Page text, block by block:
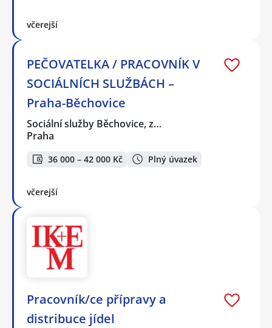
včerejší
PEČOVATELKA / PRACOVNÍK V
SOCIÁLNÍCH SLUŽBÁCH –
Praha-Běchovice
Sociální služby Běchovice, z…
Praha
36 000 – 42 000 Kč Plný úvazek
včerejší
Pracovník/ce přípravy a
distribuce jídel